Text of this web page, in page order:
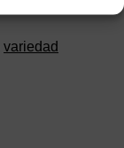
variedad